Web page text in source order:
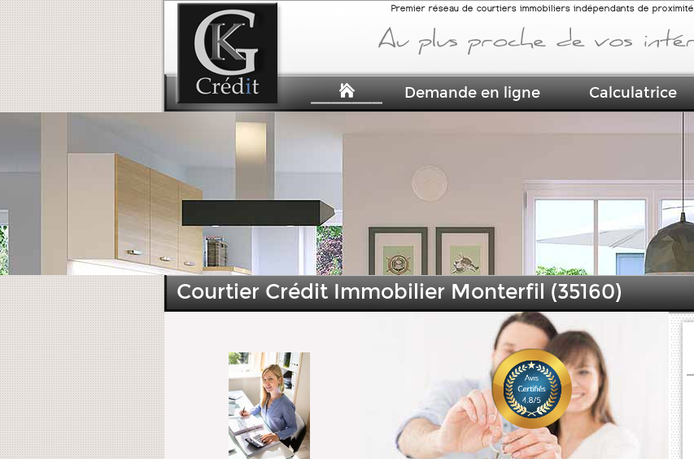
Courtier Crédit Immobilier Monterfil (35160)
150 000 euros
Premier réseau de courtiers immobiliers indépendants de proximité
Demande en ligne Calculatrice